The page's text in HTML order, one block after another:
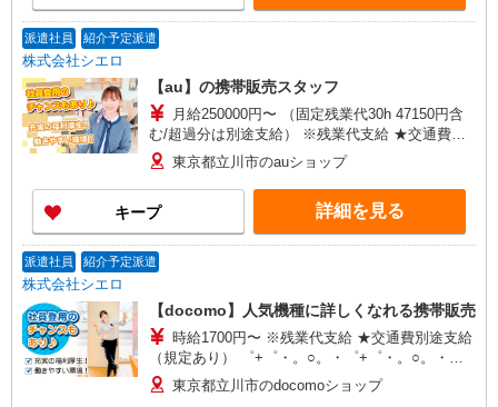
派遣社員 紹介予定派遣
株式会社シエロ
【au】の携帯販売スタッフ
月給250000円〜 （固定残業代30h 47150円含
む/超過分は別途支給） ※残業代支給 ★交通費別
途支給（規定あり） ゜+゜・。○。・゜+゜・。
○。・゜+゜ 入社祝い金10万円支給(規定有) お友達
を紹介頂くと, インセンティブ支給(規定有) ゜・。
○。・゜+゜・。○。・゜+゜
東京都立川市のauショップ
キープ 詳細を見る
派遣社員 紹介予定派遣
株式会社シエロ
【docomo】人気機種に詳しくなれる携帯販売
時給1700円〜 ※残業代支給 ★交通費別途支給
（規定あり） ゜+゜・。○。・゜+゜・。○。・゜
+゜ 入社祝い金10万円支給(規定有) お友達を紹介
頂くと, インセンティブ支給(規定有) ★月2回払
東京都立川市のdocomoショップ